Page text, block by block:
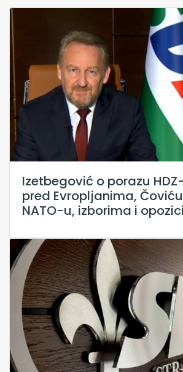
Izetbegović o porazu
pred Evropljanima,
NATO-u, izborima i